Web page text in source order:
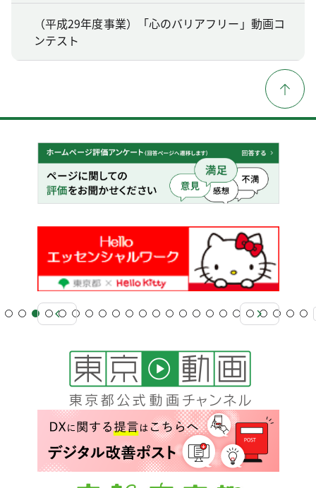
（平成29年度事業）「心のバリアフリー」動画コ
ンテスト